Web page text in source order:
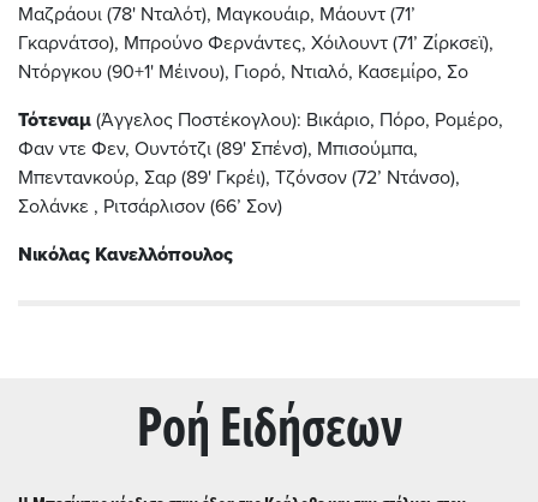
Μαζράουι (78' Νταλότ), Μαγκουάιρ, Μάουντ (71’
Γκαρνάτσο), Μπρούνο Φερνάντες, Χόιλουντ (71’ Ζίρκσεϊ),
Ντόργκου (90+1' Μέινου), Γιορό, Ντιαλό, Κασεμίρο, Σο
Τότεναμ (Άγγελος Ποστέκογλου): Βικάριο, Πόρο, Ρομέρο,
Φαν ντε Φεν, Ουντότζι (89' Σπένσ), Μπισούμπα,
Μπεντανκούρ, Σαρ (89' Γκρέι), Τζόνσον (72’ Ντάνσο),
Σολάνκε , Ριτσάρλισον (66’ Σον)
Νικόλας Κανελλόπουλος
Ρoή Ειδήσεων